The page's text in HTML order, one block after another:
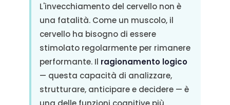
L'invecchiamento del cervello non è
una fatalità. Come un muscolo, il
cervello ha bisogno di essere
stimolato regolarmente per rimanere
performante. Il ragionamento logico
— questa capacità di analizzare,
strutturare, anticipare e decidere — è